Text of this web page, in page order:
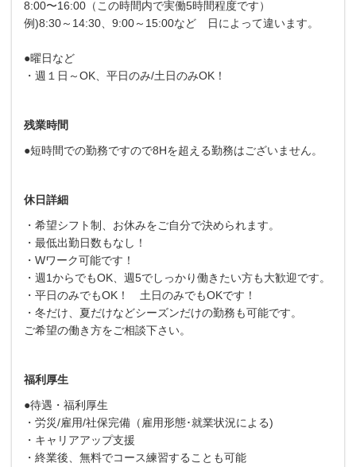
8:00〜16:00（この時間内で実働5時間程度です）
例)8:30～14:30、9:00～15:00など 日によって違います。
●曜日など
・週１日～OK、平日のみ/土日のみOK！
残業時間
●短時間での勤務ですので8Hを超える勤務はございません。
休日詳細
・希望シフト制、お休みをご自分で決められます。
・最低出勤日数もなし！
・Wワーク可能です！
・週1からでもOK、週5でしっかり働きたい方も大歓迎です。
・平日のみでもOK！ 土日のみでもOKです！
・冬だけ、夏だけなどシーズンだけの勤務も可能です。
ご希望の働き方をご相談下さい。
福利厚生
●待遇・福利厚生
・労災/雇用/社保完備（雇用形態･就業状況による)
・キャリアアップ支援
・終業後、無料でコース練習することも可能